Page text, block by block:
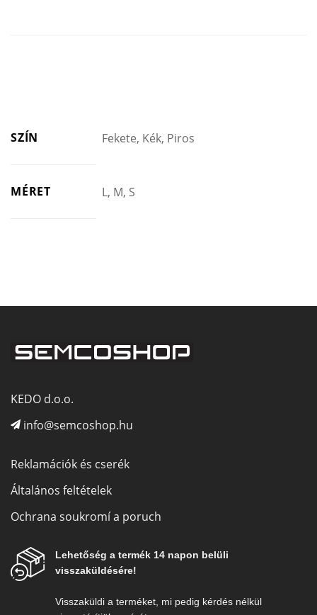
SZÍN Fekete, Kék, Piros
MÉRET L, M, S
KEDO d.o.o.
info@semcoshop.hu
Reklamációk és cserék
Általános feltételek
Ochrana soukromí a poruch
Lehetőség a termék 14 napon belüli
visszaküldésére!
Visszaküldi a terméket, mi pedig kérdés nélkül